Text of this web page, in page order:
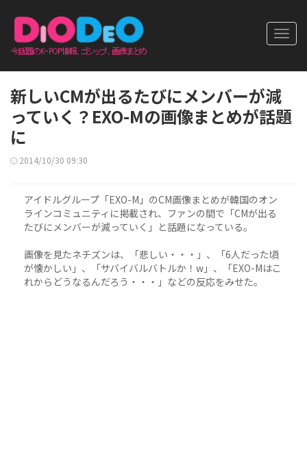
新しいCMが出るたびにメンバーが減
っていく？EXO-Mの画像まとめが話題
に
2014/10/30 09:30
アイドルグループ「EXO-M」のCM画像まとめが韓国のオン
ラインコミュニティに掲載され、ファンの間で「CMが出る
たびにメンバーが減っていく」と話題になっている。
画像を見たネチズンは、「悲しい・・・」、「6人だった頃
が懐かしい」、「サバイバルバトルか！w」、「EXO-Mはこ
れからどうなるんだろう・・・」などの反応をみせた。